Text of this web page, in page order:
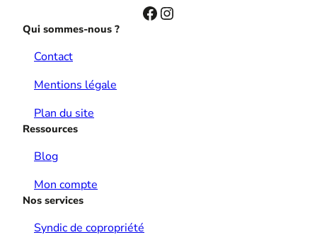
Facebook Instagram
Qui sommes-nous ?
Contact
Mentions légale
Plan du site
Ressources
Blog
Mon compte
Nos services
Syndic de copropriété